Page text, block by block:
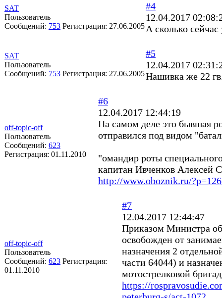
SAT
Пользователь
Сообщений: 753 Регистрация: 27.06.2005
#4
12.04.2017
А сколько
SAT
Пользователь
Сообщений: 753 Регистрация: 27.06.2005
#5
12.04.2017
Нашивка же 22
off-topic-off
Пользователь
Сообщений: 623
Регистрация: 01.11.2010
#6
12.04.2017 12:44:19
На самом деле это бывшая
отправился под видом
"омандир роты
капитан Ивченков Алексей
http://www.oboznik.ru/
off-topic-off
Пользователь
Сообщений: 623 Регистрация:
01.11.2010
#7
12.04.2017 12:44:47
Приказом Министра
освобожден от
назначения 2
части 64044) и
мотострелковой
https://